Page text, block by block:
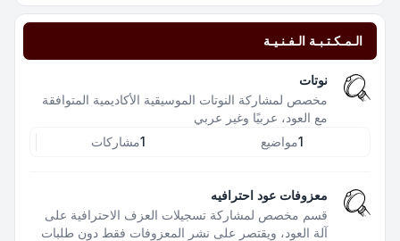
الـمـكـتـبـة الـفـنـيـة
نوتات
مخصص لمشاركة النوتات الموسيقية الأكاديمية المتوافقة
مع العود، عربيًا وغير عربي
1مواضيع 1مشاركات
معزوفات عود احترافيه
قسم مخصص لمشاركة تسجيلات العزف الاحترافية على
آلة العود، ويقتصر على نشر المعزوفات فقط دون طلبات